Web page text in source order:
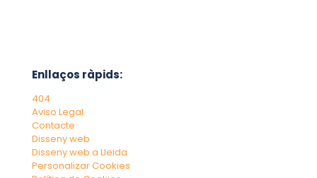
Enllaços ràpids:
404
Aviso Legal
Contacte
Disseny web
Disseny web a Lleida
Personalizar Cookies